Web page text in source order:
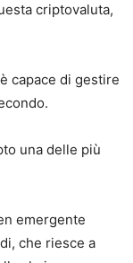
criptovaluta,
capace di gestire
una delle più
emergente
che riesce a